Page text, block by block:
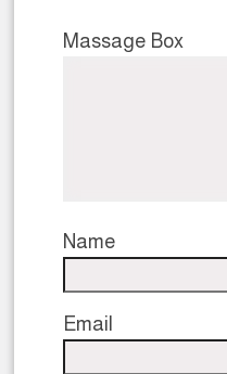
Massage Box
Name
Email